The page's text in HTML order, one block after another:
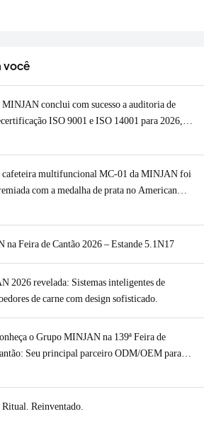
você
MINJAN conclui com sucesso a auditoria de
ISO 9001 e ISO 14001 para 2026,
de carne, fornos e máquinas de café.
multifuncional MC-01 da MINJAN foi
com a medalha de prata no American
na Feira de Cantão 2026 – Estande 5.1N17
2026 revelada: Sistemas inteligentes de
de carne com design sofisticado.
o Grupo MINJAN na 139ª Feira de
Seu principal parceiro ODM/OEM para
Ritual. Reinventado.